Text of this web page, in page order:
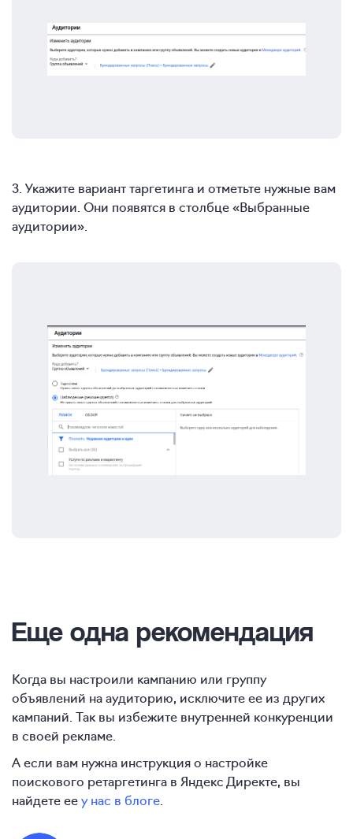
3. Укажите вариант таргетинга и отметьте нужные вам
аудитории. Они появятся в столбце «Выбранные
аудитории».
Еще одна рекомендация
Когда вы настроили кампанию или группу
объявлений на аудиторию, исключите ее из других
кампаний. Так вы избежите внутренней конкуренции
в своей рекламе.
А если вам нужна инструкция о настройке
поискового ретаргетинга в Яндекс Директе, вы
найдете ееу нас в блоге